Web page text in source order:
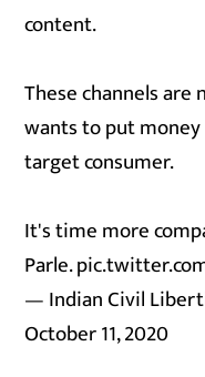
content.
These channels
wants to put
target consumer.
It's time more
Parle.
— Indian Civil
October 11, 2020